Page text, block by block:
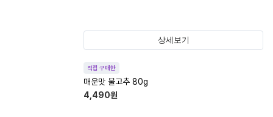
상세보기
직접 구매한
매운맛 불고추 80g
4,490원